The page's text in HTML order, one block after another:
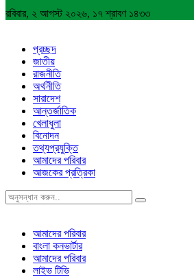
রবিবার, ২ আগস্ট ২০২৬, ১৭ শ্রাবণ ১৪৩৩
প্রচ্ছদ
জাতীয়
রাজনীতি
অর্থনীতি
সারাদেশ
আন্তর্জাতিক
খেলাধুলা
বিনোদন
তথ্যপ্রযুক্তি
আমাদের পরিবার
আজকের প্রত্রিকা
আমাদের পরিবার
বাংলা কনভার্টার
আমাদের পরিবার
লাইভ টিভি